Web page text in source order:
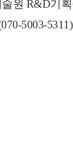
5003-5311)